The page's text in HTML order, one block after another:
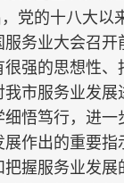
党的十八大以
务业大会召
强的思想性
市服务业发展
悟笃行，进
作出的重要
握服务业发